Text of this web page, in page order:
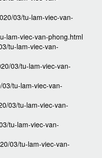
03/tu-lam-viec-van-
lam-viec-van-phong.html
tu-lam-viec-van-
03/tu-lam-viec-van-
tu-lam-viec-van-
03/tu-lam-viec-van-
tu-lam-viec-van-
03/tu-lam-viec-van-